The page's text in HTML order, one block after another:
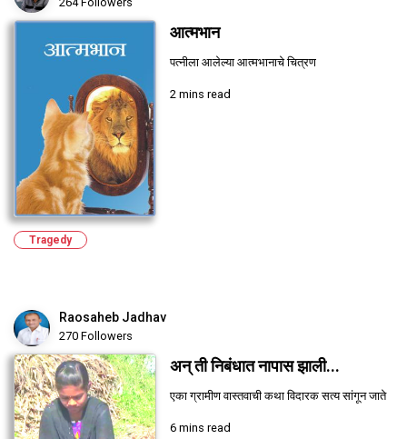
आत्मभान
पत्नीला आलेल्या आत्मभानाचे चित्रण
2 mins read
Tragedy
Raosaheb Jadhav
270 Followers
अन् ती निबंधात नापास झाली...
एका ग्रामीण वास्तवाची कथा विदारक सत्य सांगून जाते
6 mins read